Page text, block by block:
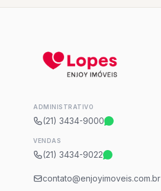
ADMINISTRATIVO
(21) 3434-9000
VENDAS
(21) 3434-9022
contato@enjoyimoveis.com.br